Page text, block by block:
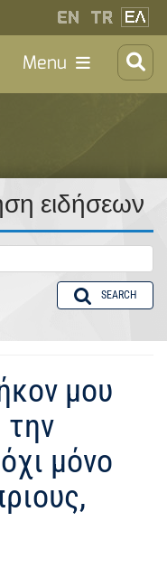
Menu
ειδήσεων
SEARCH
μου
την
μόνο